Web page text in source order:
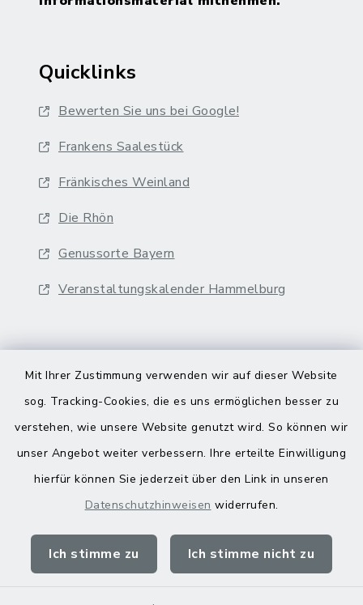
Mit Ihrer Zustimmung verwenden wir auf dieser Website
sog. Tracking-Cookies, die es uns ermöglichen besser zu
verstehen, wie unsere Website genutzt wird. So können wir
unser Angebot weiter verbessern. Ihre erteilte Einwilligung
hierfür können Sie jederzeit über den Link in unseren
Datenschutzhinweisen widerrufen.
Ich stimme zu Ich stimme nicht zu
Quicklinks
Bewerten Sie uns bei Google!
Frankens Saalestück
Fränkisches Weinland
Die Rhön
Genussorte Bayern
Veranstaltungskalender Hammelburg
Kontakt
Barrierefreiheit
Impressum
Sitemap